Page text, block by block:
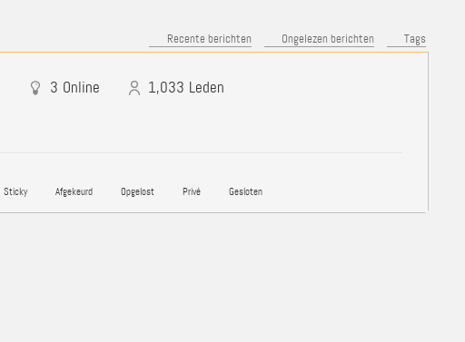
Recente berichten Ongelezen berichten Tags
3 Online 1,033 Leden
Sticky Afgekeurd Opgelost Privé Gesloten